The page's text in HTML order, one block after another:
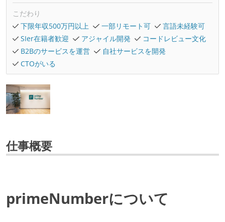
こだわり
下限年収500万円以上
一部リモート可
言語未経験可
SIer在籍者歓迎
アジャイル開発
コードレビュー文化
B2Bのサービスを運営
自社サービスを開発
CTOがいる
仕事概要
primeNumberについて